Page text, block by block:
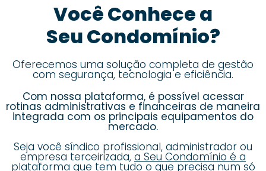
Você Conhece a
Seu Condomínio?
Oferecemos uma solução completa de gestão
com segurança, tecnologia e eficiência.
Com nossa plataforma, é possível acessar
rotinas administrativas e financeiras de maneira
integrada com os principais equipamentos do
mercado.
Seja você síndico profissional, administrador ou
empresa terceirizada, a Seu Condomínio é a
plataforma que tem tudo o que precisa num só